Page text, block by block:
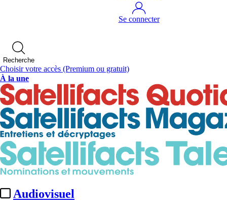
Se connecter
Recherche
Choisir votre accès (Premium ou gratuit)
À la une
Audiovisuel